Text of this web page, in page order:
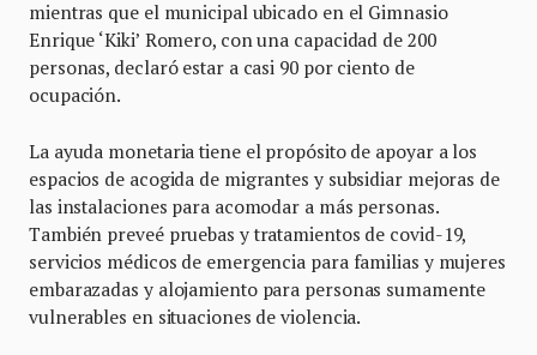
mientras que el municipal ubicado en el Gimnasio
Enrique ‘Kiki’ Romero, con una capacidad de 200
personas, declaró estar a casi 90 por ciento de
ocupación.
La ayuda monetaria tiene el propósito de apoyar a los
espacios de acogida de migrantes y subsidiar mejoras de
las instalaciones para acomodar a más personas.
También preveé pruebas y tratamientos de covid-19,
servicios médicos de emergencia para familias y mujeres
embarazadas y alojamiento para personas sumamente
vulnerables en situaciones de violencia.